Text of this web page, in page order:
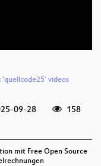
'quellcode25' videos
09-28
158
mit Free Open Source